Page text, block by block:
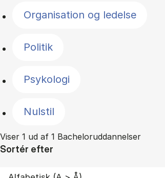
Organisation og ledelse
Politik
Psykologi
Nulstil
Viser 1 ud af 1 Bacheloruddannelser
Sortér efter